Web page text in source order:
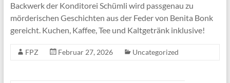
Backwerk der Konditorei Schümli wird passgenau zu
mörderischen Geschichten aus der Feder von Benita Bonk
gereicht. Kuchen, Kaffee, Tee und Kaltgetränk inklusive!
FPZ Februar 27, 2026 Uncategorized